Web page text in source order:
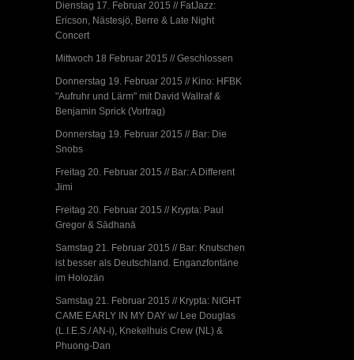
Dienstag 17. Februar 2015 // FatJazz:
Ericson, Nästesjö, Berre & Late Night
Concert
Mittwoch 18 Februar 2015 // Geschlossen
Donnerstag 19. Februar 2015 // Kino: HFBK
"Aufruhr und Lärm" mit David Wallraf &
Benjamin Sprick (Vortrag)
Donnerstag 19. Februar 2015 // Bar: Die
Snobs
Freitag 20. Februar 2015 // Bar: A Different
Jimi
Freitag 20. Februar 2015 // Krypta: Paul
Gregor & Sādhanā
Samstag 21. Februar 2015 // Bar: Knutschen
ist besser als Deutschland. Enganzfontäne
im Holozän
Samstag 21. Februar 2015 // Krypta: NIGHT
CAME EARLY IN MY DAY w/ Lee Douglas
(L.I.E.S./ AN-i), Knekelhuis Crew (NL) &
Phuong-Dan